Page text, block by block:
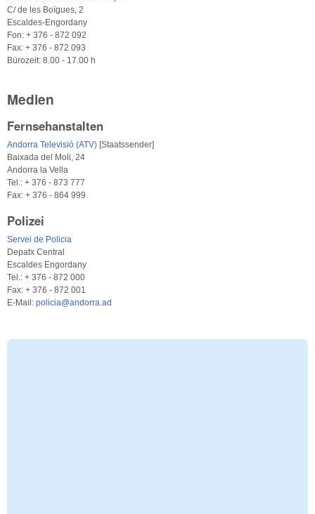
C/ de les Boïgues, 2
Escaldes-Engordany
Fon: + 376 - 872 092
Fax: + 376 - 872 093
Bürozeit: 8.00 - 17.00 h
Medien
Fernsehanstalten
Andorra Televisió (ATV) [Staatssender]
Baixada del Moli, 24
Andorra la Vella
Tel.: + 376 - 873 777
Fax: + 376 - 864 999
Polizei
Servei de Policia
Depatx Central
Escaldes Engordany
Tel.: + 376 - 872 000
Fax: + 376 - 872 001
E-Mail: policia@andorra.ad